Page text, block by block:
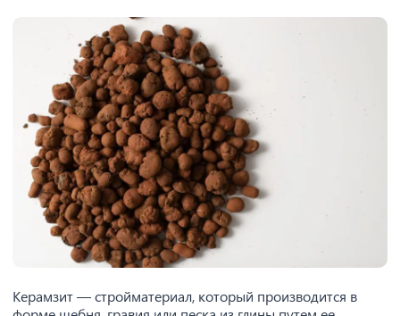
Керамзит — стройматериал, который производится в